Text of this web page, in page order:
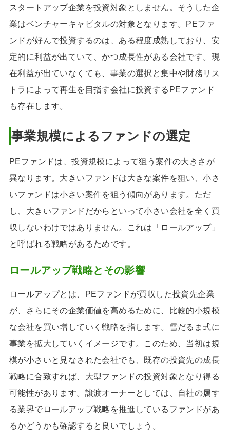
スタートアップ企業を投資対象としません。そうした企
業はベンチャーキャピタルの対象となります。PEファ
ンドが好んで投資するのは、ある程度成熟しており、安
定的に利益が出ていて、かつ成長性がある会社です。現
在利益が出ていなくても、事業の選択と集中や財務リス
トラによって再生を目指す会社に投資するPEファンド
も存在します。
事業規模によるファンドの選定
PEファンドは、投資規模によって狙う案件の大きさが
異なります。大きいファンドは大きな案件を狙い、小さ
いファンドは小さい案件を狙う傾向があります。ただ
し、大きいファンドだからといって小さい会社を全く買
収しないわけではありません。これは「ロールアップ」
と呼ばれる戦略があるためです。
ロールアップ戦略とその影響
ロールアップとは、PEファンドが買収した投資先企業
が、さらにその企業価値を高めるために、比較的小規模
な会社を買い増していく戦略を指します。雪だるま式に
事業を拡大していくイメージです。このため、当初は規
模が小さいと見なされた会社でも、既存の投資先の成長
戦略に合致すれば、大型ファンドの投資対象となり得る
可能性があります。譲渡オーナーとしては、自社の属す
る業界でロールアップ戦略を推進しているファンドがあ
るかどうかも確認すると良いでしょう。